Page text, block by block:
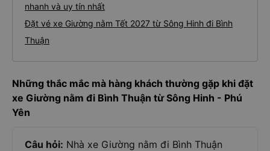
nhanh và uy tín nhất
Đặt vé xe Giường nằm Tết 2027 từ Sông Hinh đi Bình
Thuận
Những thắc mắc mà hàng khách thường gặp khi đặt
xe Giường nằm đi Bình Thuận từ Sông Hinh - Phú
Yên
Câu hỏi: Nhà xe Giường nằm đi Bình Thuận